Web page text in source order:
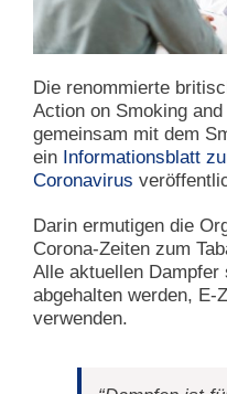
Die renommierte
Action on Smoking
gemeinsam mit dem
ein Informationsblatt
Coronavirus
Darin ermutigen die
Corona-Zeiten zum
Alle aktuellen Dampfer
abgehalten werden, E-
verwenden.